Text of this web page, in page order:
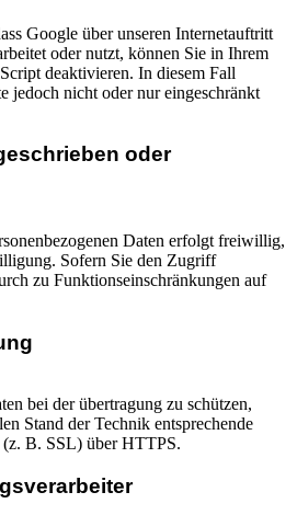
Google über unseren Internetauftritt
oder nutzt, können Sie in Ihrem
deaktivieren. In diesem Fall
jedoch nicht oder nur eingeschränkt
oder
Daten erfolgt freiwillig,
Sofern Sie den Zugriff
zu Funktionseinschränkungen auf
bei der übertragung zu schützen,
Stand der Technik entsprechende
(z. B. SSL) über HTTPS.